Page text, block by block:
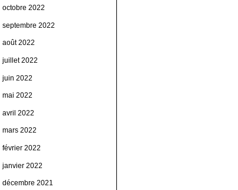
octobre 2022
septembre 2022
août 2022
juillet 2022
juin 2022
mai 2022
avril 2022
mars 2022
février 2022
janvier 2022
décembre 2021